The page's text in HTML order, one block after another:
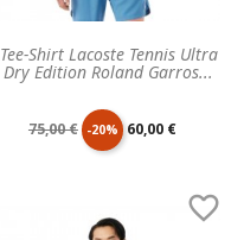
Tee-Shirt Lacoste Tennis Ultra
Dry Edition Roland Garros...
Prix
75,00 € -20% Prix
60,00 €
